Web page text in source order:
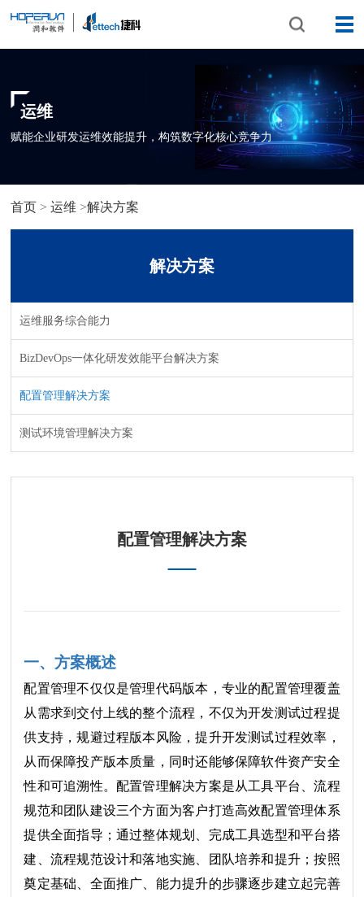
运维
赋能企业研发运维效能提升，构筑数字化核心竞争力
首页 > 运维 >解决方案
解决方案
运维服务综合能力
BizDevOps一体化研发效能平台解决方案
配置管理解决方案
测试环境管理解决方案
配置管理解决方案
一、方案概述
配置管理不仅仅是管理代码版本，专业的配置管理覆盖
从需求到交付上线的整个流程，不仅为开发测试过程提
供支持，规避过程版本风险，提升开发测试过程效率，
从而保障投产版本质量，同时还能够保障软件资产安全
性和可追溯性。 配置管理解决方案是从工具平台、流程
规范和团队建设三个方面为客户打造高效配置管理体系
提供全面指导；通过整体规划、完成工具选型和平台搭
建、流程规范设计和落地实施、团队培养和提升；按照
奠定基础、全面推广、能力提升的步骤逐步建立起完善